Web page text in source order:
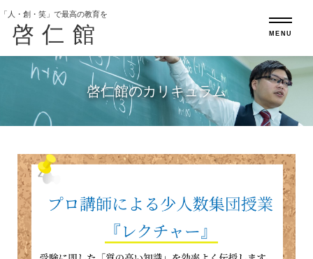
「人・創・笑」で最高の教育を
啓仁館 MENU
啓仁館のカリキュラム